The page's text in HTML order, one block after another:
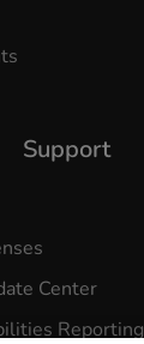
Support
Center
Reporting